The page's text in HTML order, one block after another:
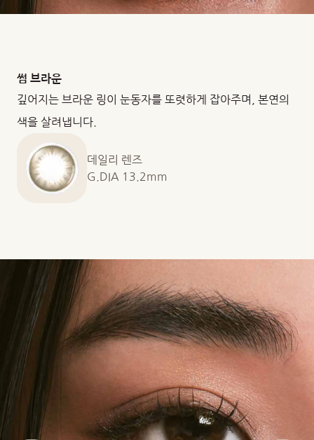
썸 브라운
깊어지는 브라운 링이 눈동자를 또렷하게 잡아주며, 본연의
색을 살려냅니다.
데일리 렌즈
G.DIA 13.2mm